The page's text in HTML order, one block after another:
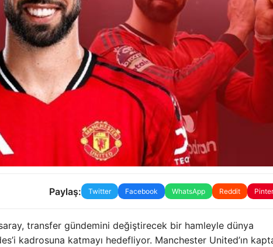
Paylaş: Twitter Facebook WhatsApp Reddit
transfer gündemini değiştirecek bir hamleyle dünya
kadrosuna katmayı hedefliyor. Manchester United’ın